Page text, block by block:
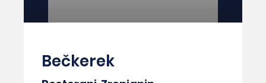
Bečkerek